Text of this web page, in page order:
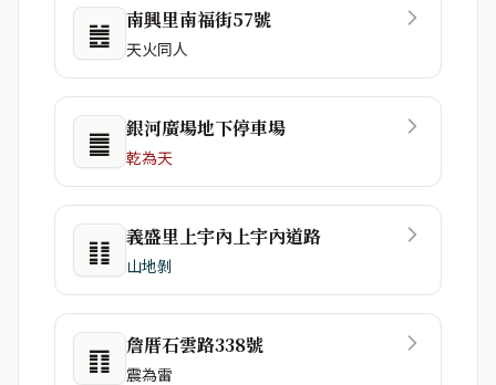
䷰ 南興里南福街57號
天火同人
䷀ 銀河廣場地下停車場
乾為天
䷁ 義盛里上宇內上宇內道路
山地剝
䷖ 詹厝石雲路338號
震為雷